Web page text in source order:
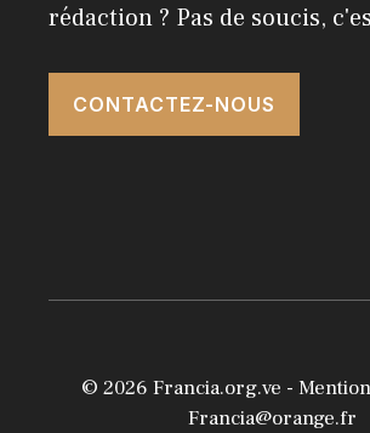
rédaction ? Pas de soucis,
CONTACTEZ-NOUS
© 2026 Francia.org.ve -
Francia@orange.fr